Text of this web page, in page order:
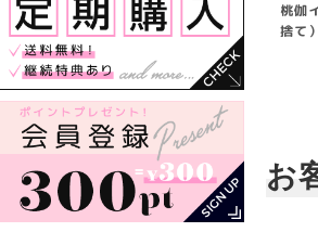
桃伽
捨て
お